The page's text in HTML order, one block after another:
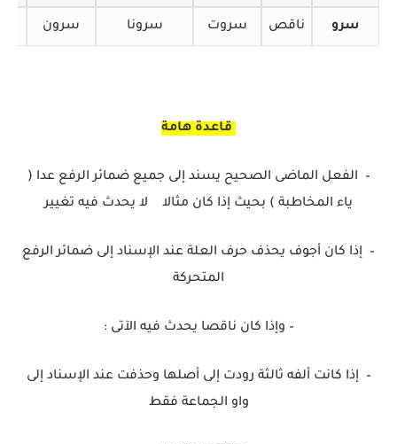
سرو ناقص سروت سرونا سرون
قاعدة هامة
– الفعل الماضى الصحيح يسند إلى جميع ضمائر الرفع عدا (
ياء المخاطبة ) بحيث إذا كان مثالا لا يحدث فيه تغيير
– إذا كان أجوف يحذف حرف العلة عند الإسناد إلى ضمائر الرفع
المتحركة
– وإذا كان ناقصا يحدث فيه الآتى :
– إذا كانت ألفه ثالثة رودت إلى أصلها وحذفت عند الإسناد إلى
واو الجماعة فقط